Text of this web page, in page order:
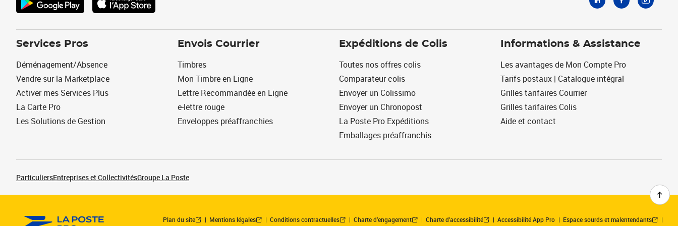
Services Pros
Déménagement/Absence
Vendre sur la Marketplace
Activer mes Services Plus
La Carte Pro
Les Solutions de Gestion
Envois Courrier
Timbres
Mon Timbre en Ligne
Lettre Recommandée en Ligne
e-lettre rouge
Enveloppes préaffranchies
Expéditions de Colis
Toutes nos offres colis
Comparateur colis
Envoyer un Colissimo
Envoyer un Chronopost
La Poste Pro Expéditions
Emballages préaffranchis
Informations & Assistance
Les avantages de Mon Compte Pro
Tarifs postaux | Catalogue intégral
Grilles tarifaires Courrier
Grilles tarifaires Colis
Aide et contact
ParticuliersEntreprises et CollectivitésGroupe La Poste
Plan du site Mentions légales Conditions contractuelles Charte d’engagement Charte d'accessibilité Accessibilité App Pro
Espace sourds et malentendants